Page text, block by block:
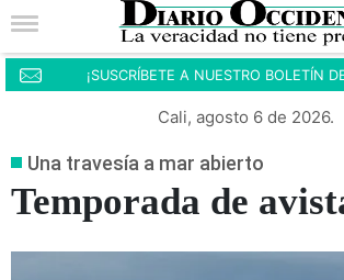
¡SUSCRÍBETE A NUESTRO BOLETÍN
Cali, agosto 6 de 2026.
Una travesía a mar abierto
Temporada de